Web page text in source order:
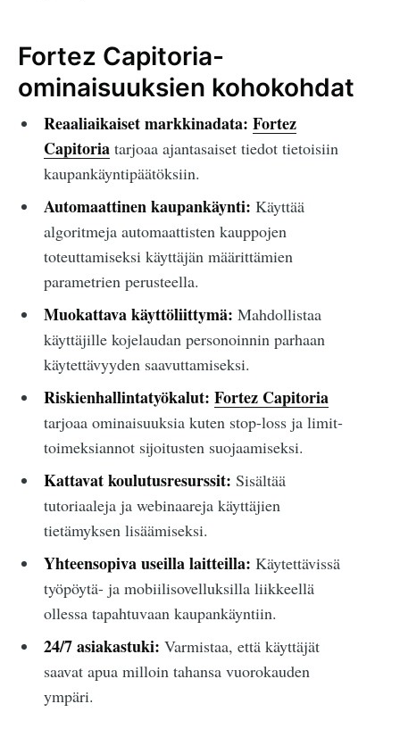
Fortez Capitoria-
ominaisuuksien kohokohdat
Reaaliaikaiset markkinadata: Fortez
Capitoriatarjoaa ajantasaiset tiedot tietoisiin
kaupankäyntipäätöksiin.
Automaattinen kaupankäynti: Käyttää
algoritmeja automaattisten kauppojen
toteuttamiseksi käyttäjän määrittämien
parametrien perusteella.
Muokattava käyttöliittymä: Mahdollistaa
käyttäjille kojelaudan personoinnin parhaan
käytettävyyden saavuttamiseksi.
Riskienhallintatyökalut: Fortez Capitoria
tarjoaa ominaisuuksia kuten stop-loss ja limit-
toimeksiannot sijoitusten suojaamiseksi.
Kattavat koulutusresurssit: Sisältää
tutoriaaleja ja webinaareja käyttäjien
tietämyksen lisäämiseksi.
Yhteensopiva useilla laitteilla: Käytettävissä
työpöytä- ja mobiilisovelluksilla liikkeellä
ollessa tapahtuvaan kaupankäyntiin.
24/7 asiakastuki: Varmistaa, että käyttäjät
saavat apua milloin tahansa vuorokauden
ympäri.